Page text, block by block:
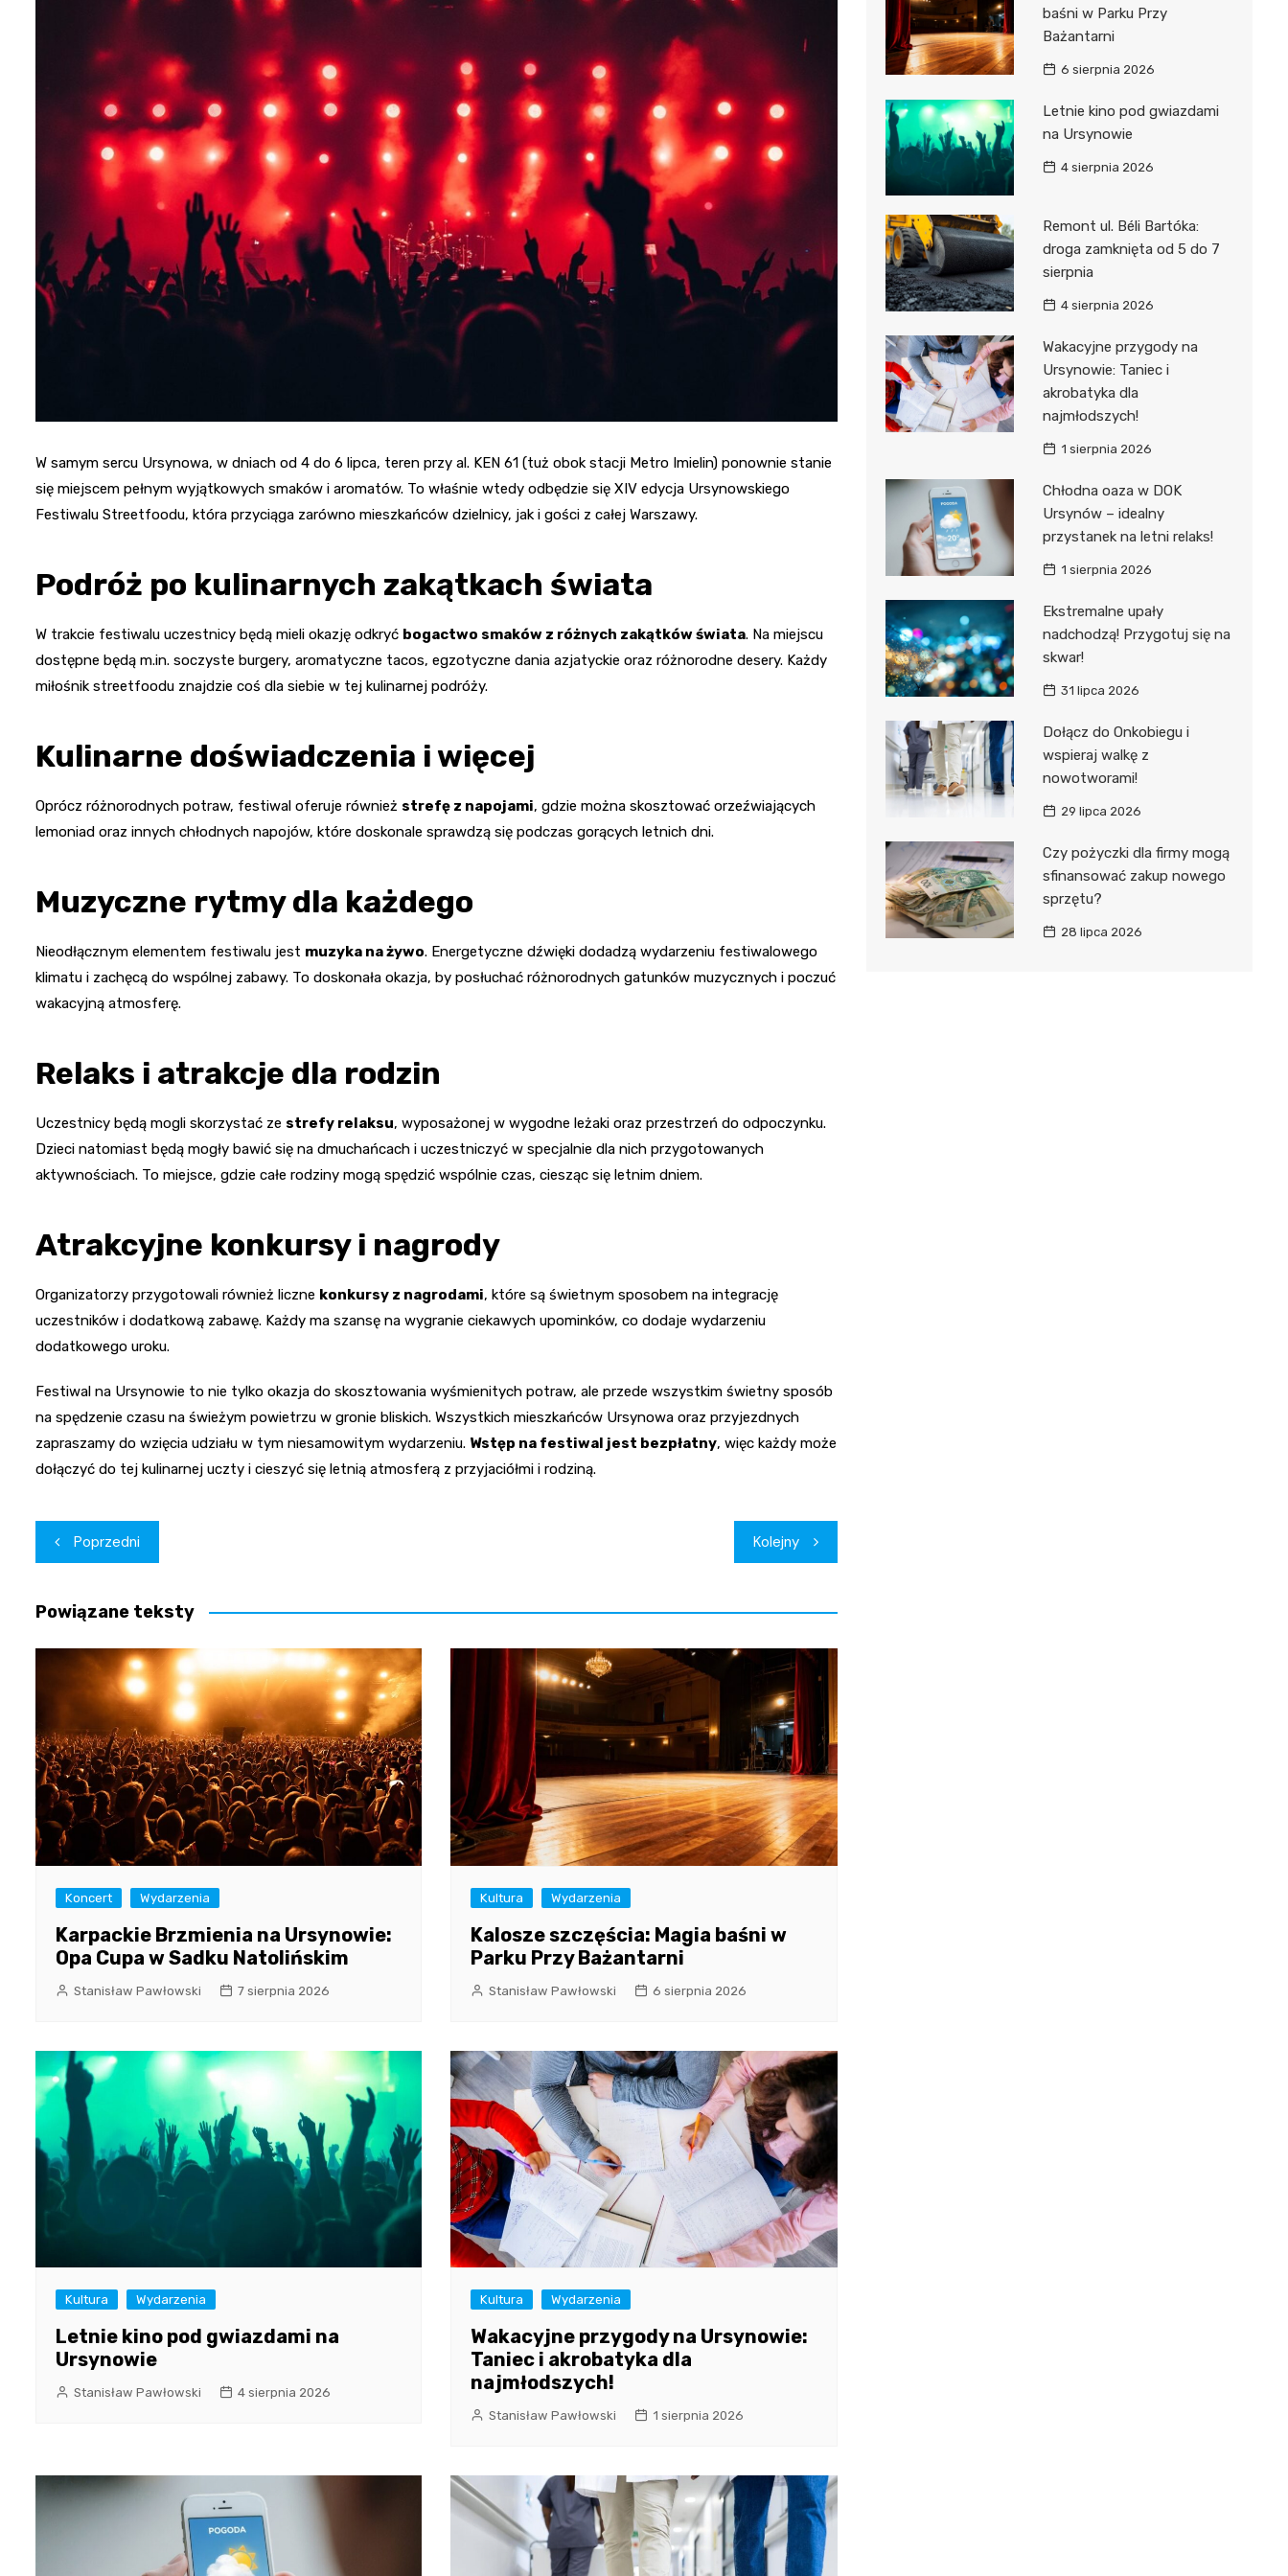
Kosmetyczka
W samym sercu Ursynowa, w dniach od 4 do 6 lipca, teren przy al. KEN 61 (tuż obok stacji Metro Imielin) ponownie stanie
się miejscem pełnym wyjątkowych smaków i aromatów. To właśnie wtedy odbędzie się XIV edycja Ursynowskiego
Festiwalu Streetfoodu, która przyciąga zarówno mieszkańców dzielnicy, jak i gości z całej Warszawy.
Podróż po kulinarnych zakątkach świata
W trakcie festiwalu uczestnicy będą mieli okazję odkryć bogactwo smaków z różnych zakątków świata. Na miejscu
dostępne będą m.in. soczyste burgery, aromatyczne tacos, egzotyczne dania azjatyckie oraz różnorodne desery. Każdy
miłośnik streetfoodu znajdzie coś dla siebie w tej kulinarnej podróży.
Kulinarne doświadczenia i więcej
Oprócz różnorodnych potraw, festiwal oferuje również strefę z napojami, gdzie można skosztować orzeźwiających
lemoniad oraz innych chłodnych napojów, które doskonale sprawdzą się podczas gorących letnich dni.
Muzyczne rytmy dla każdego
Nieodłącznym elementem festiwalu jest muzyka na żywo. Energetyczne dźwięki dodadzą wydarzeniu festiwalowego
klimatu i zachęcą do wspólnej zabawy. To doskonała okazja, by posłuchać różnorodnych gatunków muzycznych i poczuć
wakacyjną atmosferę.
Relaks i atrakcje dla rodzin
Uczestnicy będą mogli skorzystać ze strefy relaksu, wyposażonej w wygodne leżaki oraz przestrzeń do odpoczynku.
Dzieci natomiast będą mogły bawić się na dmuchańcach i uczestniczyć w specjalnie dla nich przygotowanych
aktywnościach. To miejsce, gdzie całe rodziny mogą spędzić wspólnie czas, ciesząc się letnim dniem.
Atrakcyjne konkursy i nagrody
Organizatorzy przygotowali również liczne konkursy z nagrodami, które są świetnym sposobem na integrację
uczestników i dodatkową zabawę. Każdy ma szansę na wygranie ciekawych upominków, co dodaje wydarzeniu
dodatkowego uroku.
Festiwal na Ursynowie to nie tylko okazja do skosztowania wyśmienitych potraw, ale przede wszystkim świetny sposób
na spędzenie czasu na świeżym powietrzu w gronie bliskich. Wszystkich mieszkańców Ursynowa oraz przyjezdnych
zapraszamy do wzięcia udziału w tym niesamowitym wydarzeniu. Wstęp na festiwal jest bezpłatny, więc każdy może
dołączyć do tej kulinarnej uczty i cieszyć się letnią atmosferą z przyjaciółmi i rodziną.
Nawigacja
wpisu
Poprzedni Kolejny
Powiązane teksty
Koncert Wydarzenia
Karpackie Brzmienia na Ursynowie:
Opa Cupa w Sadku Natolińskim
Stanisław Pawłowski 7 sierpnia 2026
Kultura Wydarzenia
Kalosze szczęścia: Magia baśni w
Parku Przy Bażantarni
Stanisław Pawłowski 6 sierpnia 2026
Kultura Wydarzenia
Letnie kino pod gwiazdami na
Ursynowie
Stanisław Pawłowski 4 sierpnia 2026
Kultura Wydarzenia
Wakacyjne przygody na Ursynowie:
Taniec i akrobatyka dla
najmłodszych!
Stanisław Pawłowski 1 sierpnia 2026
baśni w Parku Przy
Bażantarni
6 sierpnia 2026
Letnie kino pod gwiazdami
na Ursynowie
4 sierpnia 2026
Remont ul. Béli Bartóka:
droga zamknięta od 5 do 7
sierpnia
4 sierpnia 2026
Wakacyjne przygody na
Ursynowie: Taniec i
akrobatyka dla
najmłodszych!
1 sierpnia 2026
Chłodna oaza w DOK
Ursynów – idealny
przystanek na letni relaks!
1 sierpnia 2026
Ekstremalne upały
nadchodzą! Przygotuj się na
skwar!
31 lipca 2026
Dołącz do Onkobiegu i
wspieraj walkę z
nowotworami!
29 lipca 2026
Czy pożyczki dla firmy mogą
sfinansować zakup nowego
sprzętu?
28 lipca 2026